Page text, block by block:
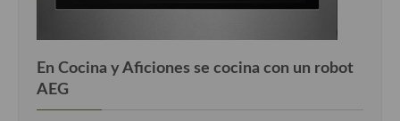
En Cocina y Aficiones se cocina con un robot
AEG